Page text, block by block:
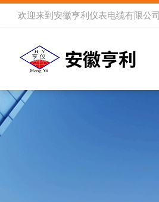
欢迎来到 安徽亨利仪表电缆有限公司